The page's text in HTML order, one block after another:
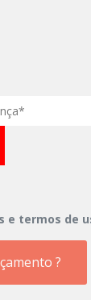
e termos de
?